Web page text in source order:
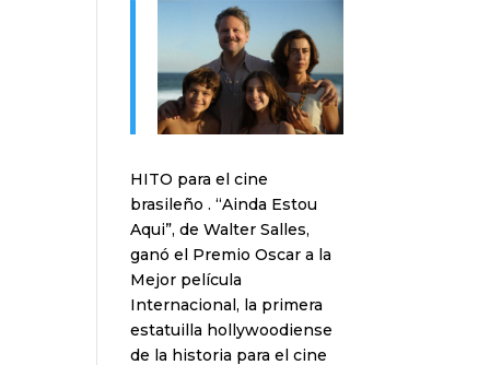
HITO para el cine
brasileño . “Ainda Estou
Aqui”, de Walter Salles,
ganó el Premio Oscar a la
Mejor película
Internacional, la primera
estatuilla hollywoodiense
de la historia para el cine